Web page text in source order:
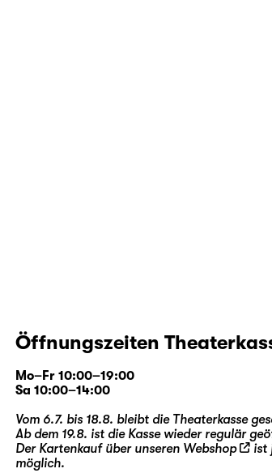
Öffnungszeiten
Mo–Fr 10:00–19:00
Sa 10:00–14:00
Vom 6.7. bis 18.8. bleibt die Theaterkasse
Ab dem 19.8. ist die Kasse wieder regulär
Der Kartenkauf über unseren Webshop
ist
möglich.